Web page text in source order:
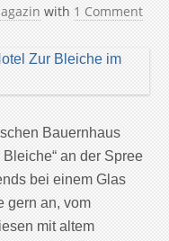
with 1 Comment
Bauernhaus
an der Spree
bei einem Glas
gern an, vom
mit altem